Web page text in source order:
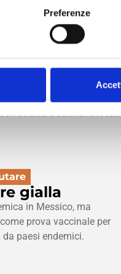
vigente e solo previo
di accettare, rifiutare
la presente Cookie Policy
Preferenze
B
in particolare per
lunghi o con possibile
strutture sanitarie
gialla
in Messico, ma
prova vaccinale per
paesi endemici.